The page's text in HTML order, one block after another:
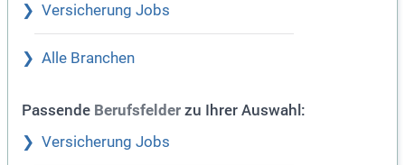
Versicherung Jobs
Alle Branchen
Passende Berufsfelder zu Ihrer Auswahl:
Versicherung Jobs